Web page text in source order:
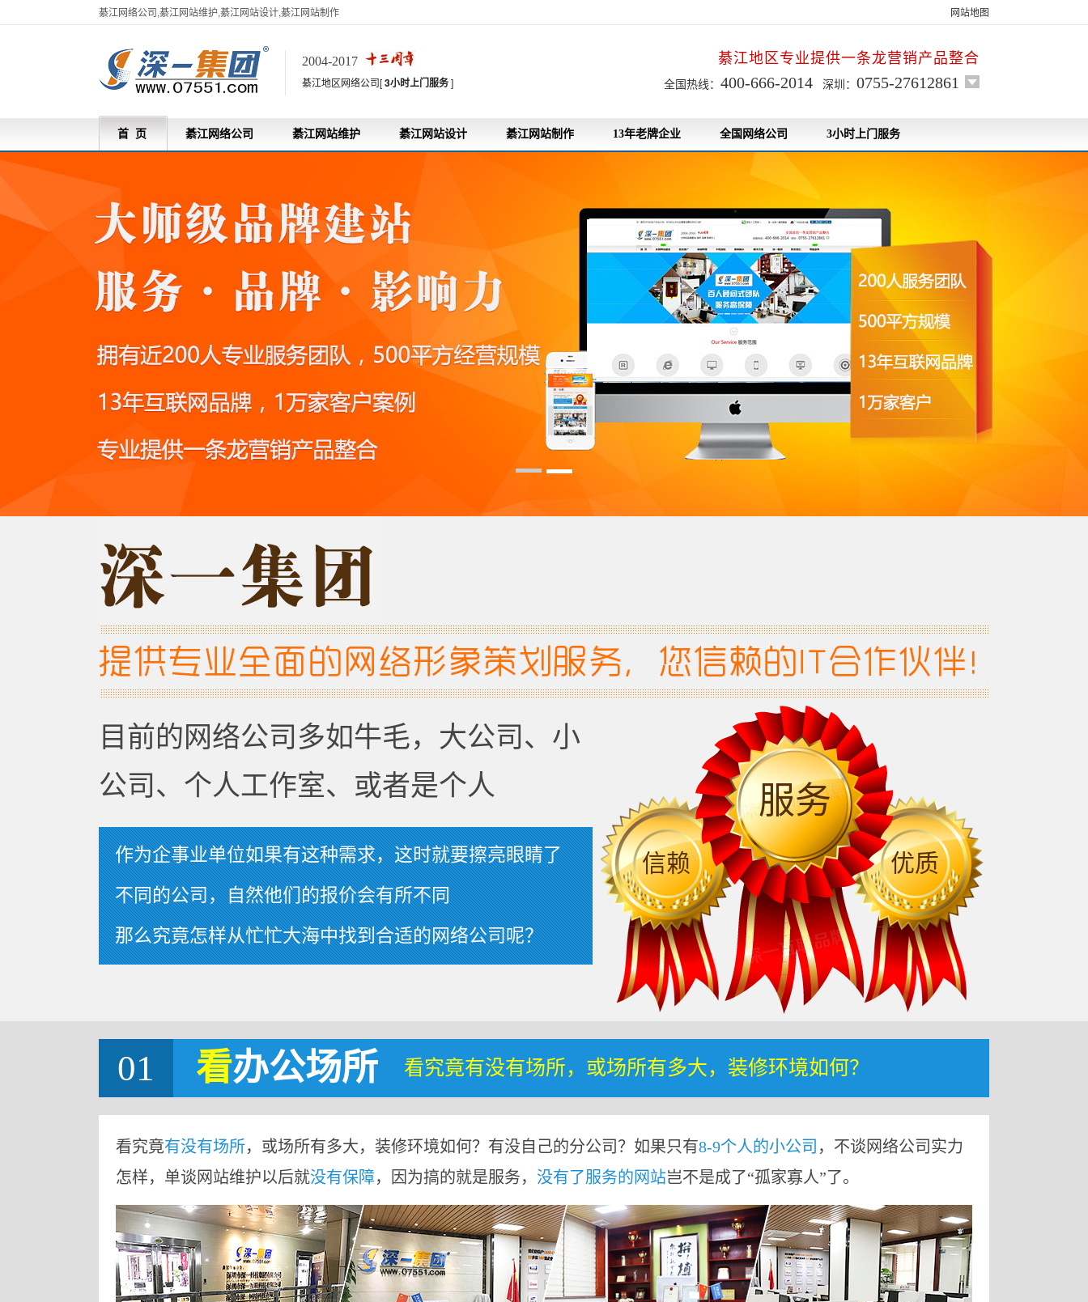
綦江网络公司,綦江网站维护,綦江网站设计,綦江网站制作 网站地图
2004-2017
綦江地区网络公司[3小时上门服务]
綦江地区专业提供一条龙营销产品整合
全国热线： 400-666-2014 深圳： 0755-27612861
首 页 綦江网络公司 綦江网站维护 綦江网站设计 綦江网站制作 13年老牌企业 全国网络公司 3小时上门服务
目前的网络公司多如牛毛，大公司、小
公司、个人工作室、或者是个人
作为企事业单位如果有这种需求，这时就要擦亮眼睛了
不同的公司，自然他们的报价会有所不同
那么究竟怎样从忙忙大海中找到合适的网络公司呢？
信赖
服务
优质
01 看办公场所 看究竟有没有场所，或场所有多大，装修环境如何？
看究竟有没有场所，或场所有多大，装修环境如何？有没自己的分公司？如果只有8-9个人的小公司 ，不谈网络公司实力
怎样，单谈网站维护以后就没有保障，因为搞的就是服务， 没有了服务的网站岂不是成了“孤家寡人”了。